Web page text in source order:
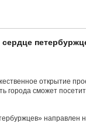
сердце
открытие
города сможет
направлен